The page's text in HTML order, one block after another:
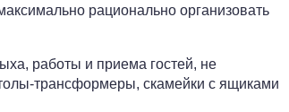
рационально организовать
работы и приема гостей, не
трансформеры, скамейки с ящиками